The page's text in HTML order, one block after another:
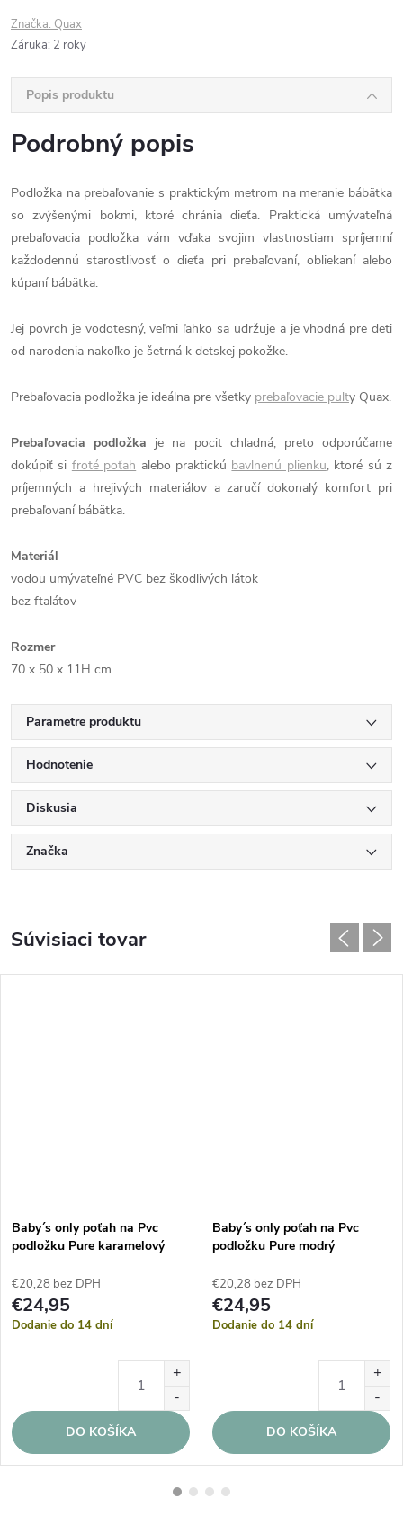
Značka: Quax
Záruka: 2 roky
Popis produktu
Podrobný popis
Podložka na prebaľovanie s praktickým metrom na meranie bábätka
so zvýšenými bokmi, ktoré chránia dieťa. Praktická umývateľná
prebaľovacia podložka vám vďaka svojim vlastnostiam spríjemní
každodennú starostlivosť o dieťa pri prebaľovaní, obliekaní alebo
kúpaní bábätka.
Jej povrch je vodotesný, veľmi ľahko sa udržuje a je vhodná pre deti
od narodenia nakoľko je šetrná k detskej pokožke.
Prebaľovacia podložka je ideálna pre všetky prebaľovacie pulty Quax.
Prebaľovacia podložka je na pocit chladná, preto odporúčame
dokúpiť si froté poťah alebo praktickú bavlnenú plienku, ktoré sú z
príjemných a hrejivých materiálov a zaručí dokonalý komfort pri
prebaľovaní bábätka.
Materiál
vodou umývateľné PVC bez škodlivých látok
bez ftalátov
Rozmer
70 x 50 x 11H cm
Parametre produktu
Hodnotenie
Diskusia
Značka
Súvisiaci tovar
Baby´s only poťah na Pvc
podložku Pure karamelový
€20,28 bez DPH
€24,95
Dodanie do 14 dní
DO KOŠÍKA
Baby´s only poťah na Pvc
podložku Pure modrý
€20,28 bez DPH
€24,95
Dodanie do 14 dní
DO KOŠÍKA